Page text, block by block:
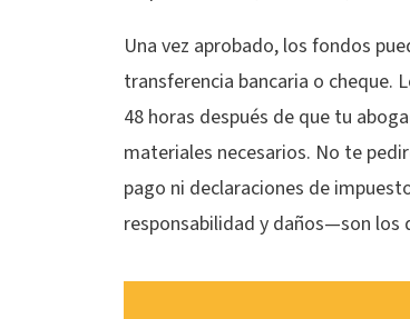
Una vez aprobado, los fondos
transferencia bancaria o cheque.
48 horas después de que tu
materiales necesarios. No te
pago ni declaraciones de
responsabilidad y daños—son los